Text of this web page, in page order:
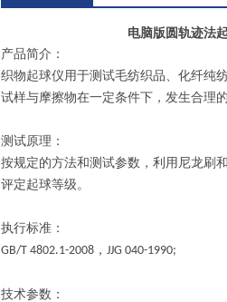
电脑版圆轨迹法
产品简介：
织物起球仪用于测试毛纺织品、化纤纯
试样与摩擦物在一定条件下，发生合理
测试原理：
按规定的方法和测试参数，利用尼龙刷
评定起球等级。
执行标准：
GB/T 4802.1-2008 ， JJG 040-1990;
技术参数：